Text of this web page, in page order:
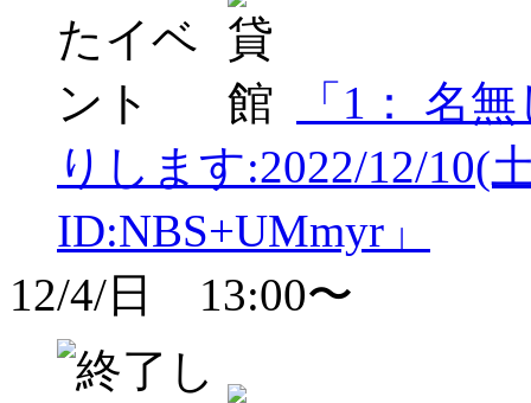
「1： 名
りします:2022/12/10(
ID:NBS+UMmyr」
12/4/日 13:00〜